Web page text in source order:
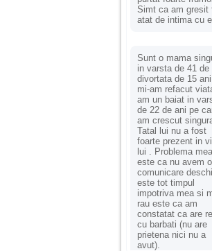
Simt ca am gresit
atat de intima cu el.
Sunt o mama
in varsta de 41 de
divortata de 15
mi-am refacut
am un baiat in
de 22 de ani pe
am crescut
Tatal lui nu a fost
foarte prezent in
lui . Problema mea
este ca nu avem o
comunicare
este tot timpul
impotriva mea si
rau este ca am
constatat ca are
cu barbati (nu are
prietena nici nu a
avut).